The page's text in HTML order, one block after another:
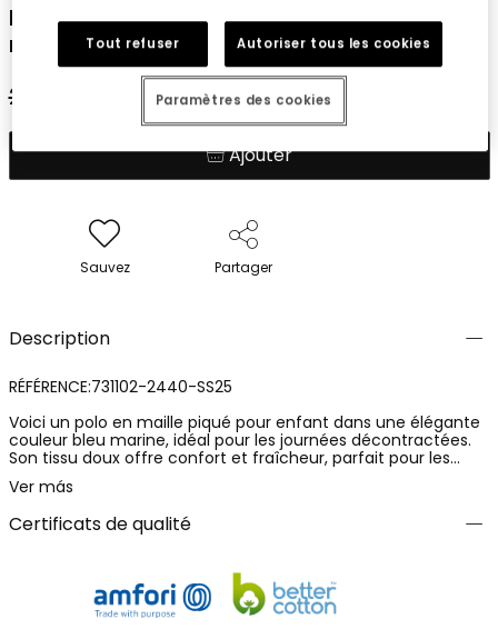
Polo en piqué pour enfant de couleur bleu
marine
25,95 €
14,95 €
Ajouter
Sauvez Partager
Description
RÉFÉRENCE:731102-2440-SS25
Voici un polo en maille piqué pour enfant dans une élégante
couleur bleu marine, idéal pour les journées décontractées.
Son tissu doux offre confort et fraîcheur, parfait pour les
activités quotidiennes. Il présente un col classique et une
fermeture à trois boutons, ajoutant une touche de
distinction. Il arbore une discrète broderie, ce qui le rend
attrayant pour les plus jeunes. Disponible en tailles pour un
option polyvalente pour toute occasion.
Ver más
Certificats de qualité
Tout refuser Autoriser tous les cookies
Paramètres des cookies